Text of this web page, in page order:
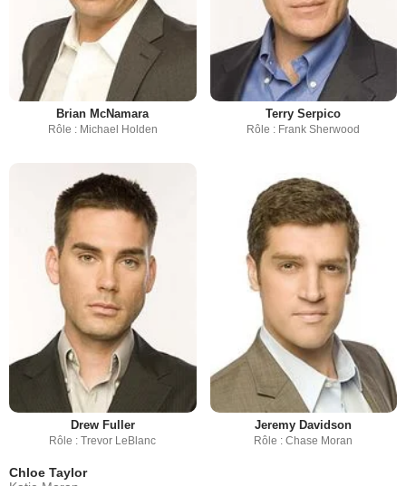
Brian McNamara
Rôle : Michael Holden
Terry Serpico
Rôle : Frank Sherwood
Drew Fuller
Rôle : Trevor LeBlanc
Jeremy Davidson
Rôle : Chase Moran
Chloe Taylor